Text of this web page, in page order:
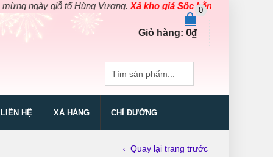
ngày giỗ tổ Hùng Vương.Xả kho giá Sốc bằng giá Gốc
0
Giỏ hàng: 0₫
LIÊN HỆ XẢ HÀNG CHỈ ĐƯỜNG
Quay lại trang trước